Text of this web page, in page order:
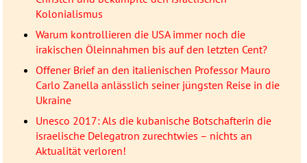
Kolonialismus
Warum kontrollieren die USA immer noch die
irakischen Öleinnahmen bis auf den letzten Cent?
Offener Brief an den italienischen Professor Mauro
Carlo Zanella anlässlich seiner jüngsten Reise in die
Ukraine
Unesco 2017: Als die kubanische Botschafterin die
israelische Delegatron zurechtwies – nichts an
Aktualität verloren!